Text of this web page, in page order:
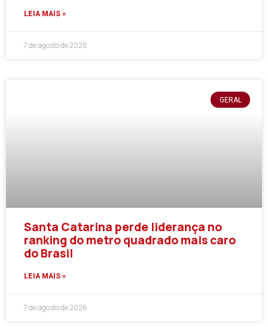
LEIA MAIS »
7 de agosto de 2026
GERAL
Santa Catarina perde liderança no
ranking do metro quadrado mais caro
do Brasil
LEIA MAIS »
7 de agosto de 2026